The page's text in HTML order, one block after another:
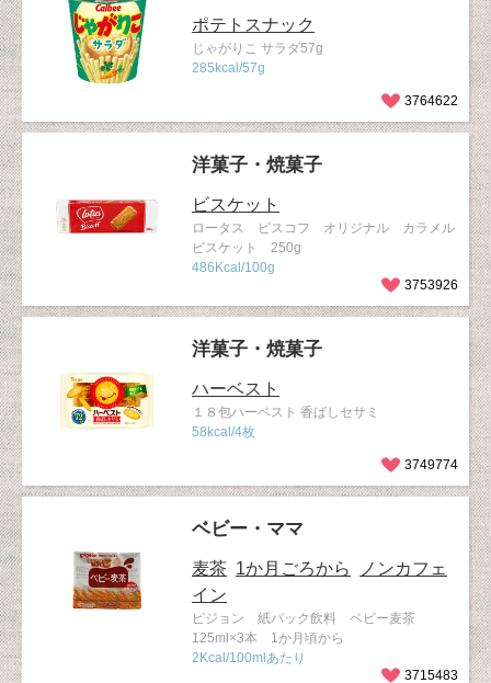
ポテトスナック
じゃがりこ サラダ57g
285kcal/57g
3764622
洋菓子・焼菓子
ビスケット
ロータス ビスコフ オリジナル カラメル
ビスケット 250g
486Kcal/100g
3753926
洋菓子・焼菓子
ハーベスト
１８包ハーベスト 香ばしセサミ
58kcal/4枚
3749774
ベビー・ママ
麦茶 1か月ごろから
ノンカフェ
イン
ピジョン 紙パック飲料 ベビー麦茶
125ml×3本 1か月頃から
2Kcal/100mlあたり
3715483